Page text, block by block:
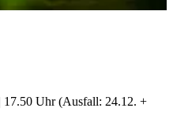
17.50 Uhr (Ausfall: 24.12. +